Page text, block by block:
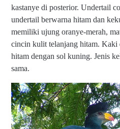
kastanye di posterior. Undertail
undertail berwarna hitam dan
memiliki ujung oranye-merah,
cincin kulit telanjang hitam. Kaki
hitam dengan sol kuning. Jenis
sama.